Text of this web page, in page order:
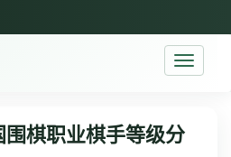
Toggle
棋职业棋手等级分